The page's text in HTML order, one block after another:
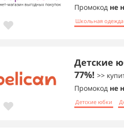
Промокод не
Школьная одежда
Детские
77%! >>
Промокод не
Детские юбки